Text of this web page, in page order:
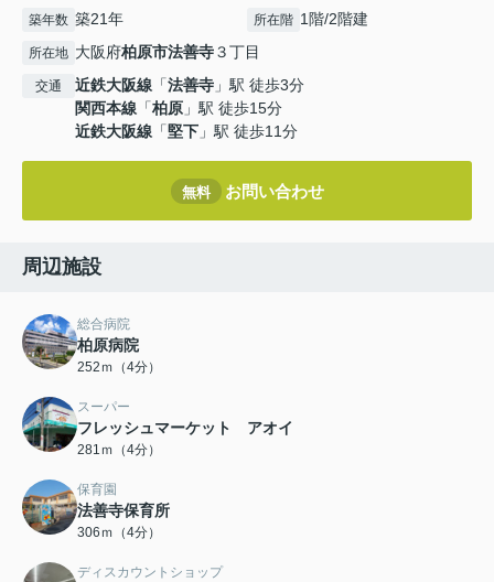
築年数 築21年 所在階 1階/2階建
所在地 大阪府柏原市法善寺３丁目
交通 近鉄大阪線 「法善寺 」駅 徒歩3分
関西本線 「柏原 」駅 徒歩15分
近鉄大阪線 「堅下 」駅 徒歩11分
無料 お問い合わせ
周辺施設
総合病院
柏原病院
252ｍ（4分）
スーパー
フレッシュマーケット アオイ
281ｍ（4分）
保育園
法善寺保育所
306ｍ（4分）
ディスカウントショップ